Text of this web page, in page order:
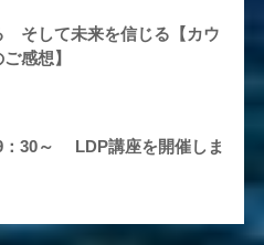
そして未来を信じる【カウ
感想】
：30～ LDP講座を開催しま